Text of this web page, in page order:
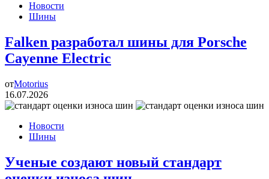
Новости
Шины
Falken разработал шины для Porsche
Cayenne Electric
отMotorius
16.07.2026
Новости
Шины
Ученые создают новый стандарт